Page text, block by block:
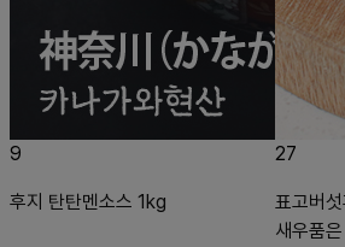
9
후지 탄탄멘소스 1kg
27
표고버
새우품